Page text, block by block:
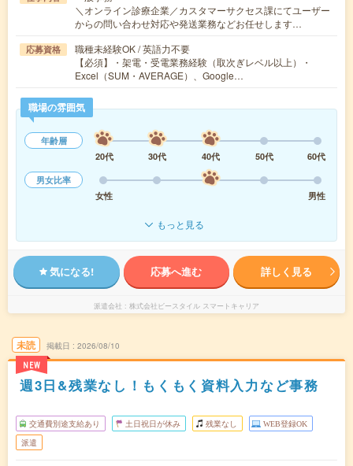
＼オンライン診療企業／カスタマーサクセス課にてユーザー
からの問い合わせ対応や発送業務などお任せします…
応募資格
職種未経験OK / 英語力不要
【必須】・架電・受電業務経験（取次ぎレベル以上）・
Excel（SUM・AVERAGE）、Google…
職場の雰囲気
年齢層
20代
30代 40代 50代
60代
男女比率
女性
男性
もっと見る
気になる! 応募へ進む 詳しく見る
派遣会社 株式会社ビースタイル スマートキャリア
未読
NEW
掲載日 2026/08/10
週3日&残業なし！もくもく資料入力など事務
交通費別途支給あり 土日祝日が休み 残業なし WEB登録OK
派遣